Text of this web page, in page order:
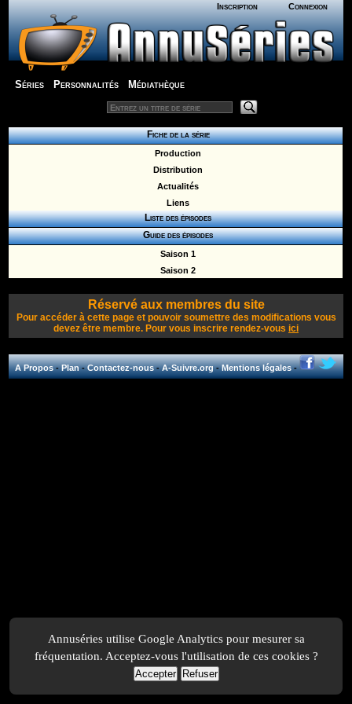
Inscription Connexion
Séries Personnalités Médiathèque
Fiche de la série
Production
Distribution
Actualités
Liens
Liste des épisodes
Guide des épisodes
Saison 1
Saison 2
Réservé aux membres du site
Pour accéder à cette page et pouvoir soumettre des modifications vous
devez être membre. Pour vous inscrire rendez-vous ici
A Propos-Plan-Contactez-nous-A-Suivre.org-Mentions légales-
Annuséries utilise Google Analytics pour mesurer sa
fréquentation. Acceptez-vous l'utilisation de ces cookies ?
Accepter Refuser